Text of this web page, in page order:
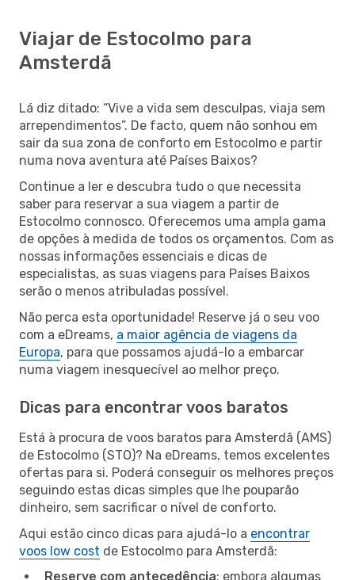
Viajar de Estocolmo para
Amsterdã
Lá diz ditado: “Vive a vida sem desculpas, viaja sem
arrependimentos”. De facto, quem não sonhou em
sair da sua zona de conforto em Estocolmo e partir
numa nova aventura até Países Baixos?
Continue a ler e descubra tudo o que necessita
saber para reservar a sua viagem a partir de
Estocolmo connosco. Oferecemos uma ampla gama
de opções à medida de todos os orçamentos. Com as
nossas informações essenciais e dicas de
especialistas, as suas viagens para Países Baixos
serão o menos atribuladas possível.
Não perca esta oportunidade! Reserve já o seu voo
com a eDreams, a maior agência de viagens da
Europa, para que possamos ajudá-lo a embarcar
numa viagem inesquecível ao melhor preço.
Dicas para encontrar voos baratos
Está à procura de voos baratos para Amsterdã (AMS)
de Estocolmo (STO)? Na eDreams, temos excelentes
ofertas para si. Poderá conseguir os melhores preços
seguindo estas dicas simples que lhe pouparão
dinheiro, sem sacrificar o nível de conforto.
Aqui estão cinco dicas para ajudá-lo a encontrar
voos low cost de Estocolmo para Amsterdã:
Reserve com antecedência: embora algumas